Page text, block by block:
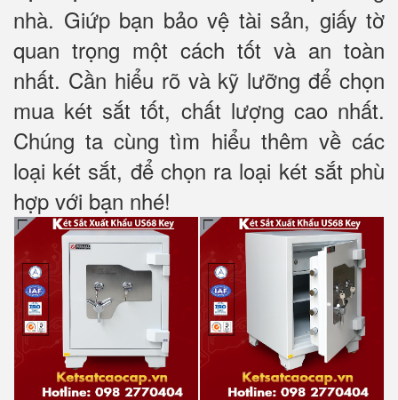
nhà. Giứp bạn bảo vệ tài sản, giấy tờ
quan trọng một cách tốt và an toàn
nhất. Cần hiểu rõ và kỹ lưỡng để chọn
mua két sắt tốt, chất lượng cao nhất.
Chúng ta cùng tìm hiểu thêm về các
loại két sắt, để chọn ra loại két sắt phù
hợp với bạn nhé!